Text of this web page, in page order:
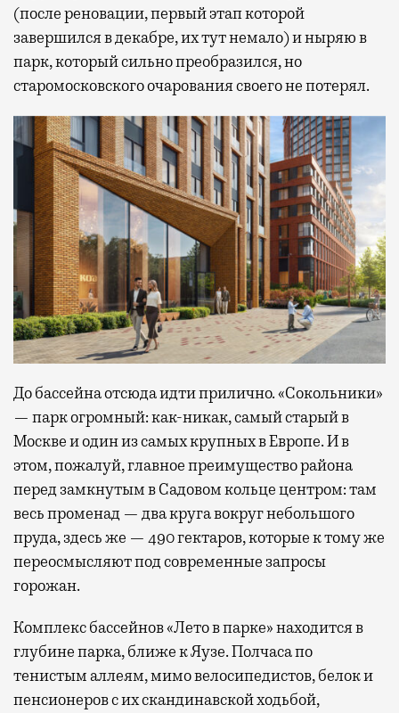
(после реновации, первый этап которой
завершился в декабре, их тут немало) и ныряю в
парк, который сильно преобразился, но
старомосковского очарования своего не потерял.
До бассейна отсюда идти прилично. «Сокольники»
— парк огромный: как-никак, самый старый в
Москве и один из самых крупных в Европе. И в
этом, пожалуй, главное преимущество района
перед замкнутым в Садовом кольце центром: там
весь променад — два круга вокруг небольшого
пруда, здесь же — 490 гектаров, которые к тому же
переосмысляют под современные запросы
горожан.
Комплекс бассейнов «Лето в парке» находится в
глубине парка, ближе к Яузе. Полчаса по
тенистым аллеям, мимо велосипедистов, белок и
пенсионеров с их скандинавской ходьбой,